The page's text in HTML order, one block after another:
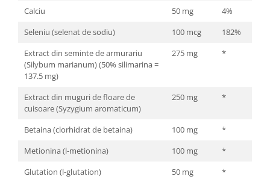
Calciu
50 mg
4%
Seleniu (selenat de sodiu)
100 mcg
182%
Extract din seminte de armurariu
(Silybum marianum) (50% silimarina =
137.5 mg)
275 mg *
Extract din muguri de floare de
cuisoare (Syzygium aromaticum)
250 mg *
Betaina (clorhidrat de betaina) 100 mg
*
Metionina (l-metionina)
100 mg
*
Glutation (l-glutation)
50 mg
*